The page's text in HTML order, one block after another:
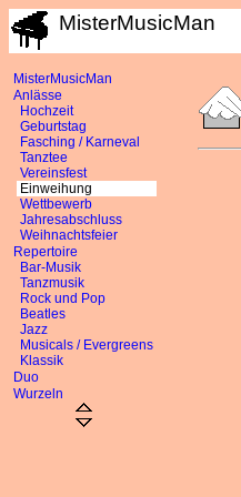
MisterMusicMan
MisterMusicMan
Anlässe
Hochzeit
Geburtstag
Fasching / Karneval
Tanztee
Vereinsfest
Einweihung
Wettbewerb
Jahresabschluss
Weihnachtsfeier
Repertoire
Bar-Musik
Tanzmusik
Rock und Pop
Beatles
Jazz
Musicals / Evergreens
Klassik
Duo
Wurzeln